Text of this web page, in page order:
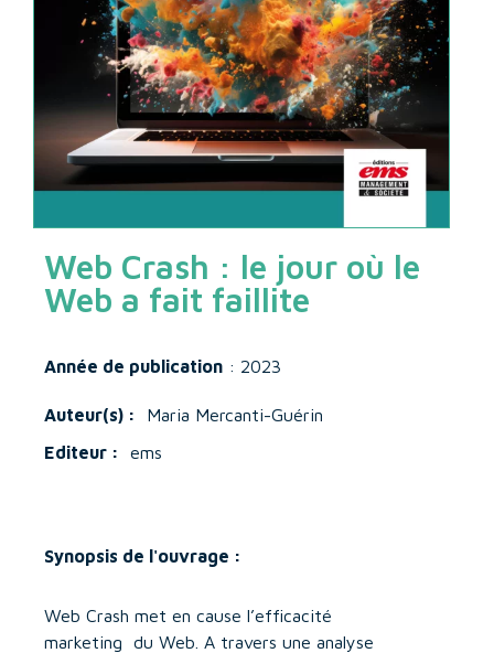
Web Crash : le jour où le
Web a fait faillite
Année de publication : 2023
Auteur(s) :
Maria Mercanti-Guérin
Editeur :
ems
Synopsis de l'ouvrage :
Web Crash met en cause l’efficacité
marketing du Web. A travers une analyse